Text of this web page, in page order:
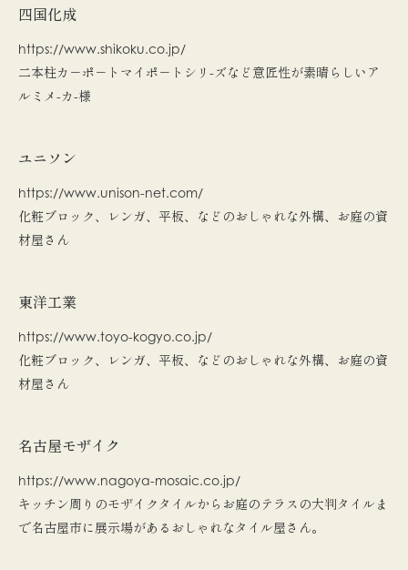
四国化成
https://www.shikoku.co.jp/
二本柱カ－ポ－ト​マイポ－トシリ-ズなど意匠性が素晴らしいア
ルミメ-カ-様
ユニソン
https://www.unison-net.com/
化粧ブロック、レンガ、平板、などのおしゃれな外構、お庭の資
材屋さん
東洋工業
https://www.toyo-kogyo.co.jp/
化粧ブロック、レンガ、平板、などのおしゃれな外構、お庭の資
材屋さん
名古屋モザイク
https://www.nagoya-mosaic.co.jp/
キッチン周りのモザイクタイルからお庭のテラスの大判タイルま
で名古屋市に展示場があるおしゃれなタイル屋さん。